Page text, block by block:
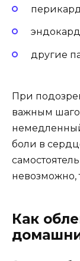
другие
При
важным
боли в
невозможно,
Как